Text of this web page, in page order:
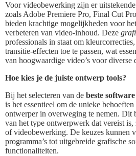
Voor videobewerking zijn er
zoals Adobe Premiere Pro, Final Cut
bieden krachtige mogelijkheden voor
verbeteren van video-inhoud. Deze
professionals in staat om
transitie-effecten toe te passen, wat
van hoogwaardige video’s voor diverse
Hoe kies je de juiste ontwerp tools?
Bij het selecteren van de beste
is het essentieel om de unieke
ontwerper in overweging te nemen. Dit
van het type ontwerpwerk dat vereist
of videobewerking. De keuzes kunnen
programma’s tot uitgebreide grafische
functionaliteiten.